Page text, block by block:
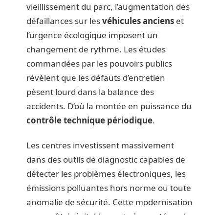
vieillissement du parc, l’augmentation des
défaillances sur lesvéhicules anciens et
l’urgence écologique imposent un
changement de rythme. Les études
commandées par les pouvoirs publics
révèlent que les défauts d’entretien
pèsent lourd dans la balance des
accidents. D’où la montée en puissance du
contrôle technique périodique.
Les centres investissent massivement
dans des outils de diagnostic capables de
détecter les problèmes électroniques, les
émissions polluantes hors norme ou toute
anomalie de sécurité. Cette modernisation